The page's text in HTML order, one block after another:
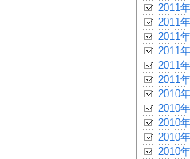
2011
2011
2011
2011
2011
2011
2010
2010
2010
2010
2010